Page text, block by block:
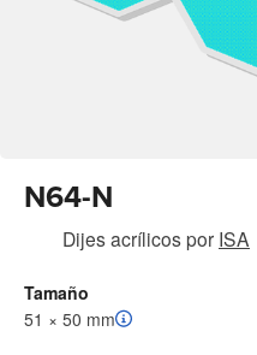
N64-N
Dijes acrílicospor ISA
Tamaño
51 × 50 mm